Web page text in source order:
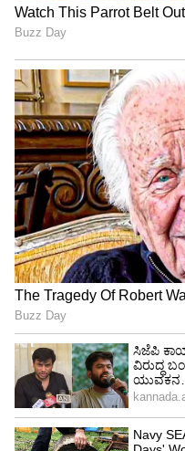
4
9
ಟೆಕ್ ಮಾರ್ವೆಲ್: ಬಹು
ತಂತ್ರಜ್ಞಾನವನ್ನು
ಆಟೋಮೋಟಿವ್ ಉದ್ಯಮಕ್ಕೆ,
ಬಾರ್ ಅನ್ನು ಹೆಚ್ಚಿಸುತ್ತದೆ.
• ಇದು ತನ್ನ 31.24 cm